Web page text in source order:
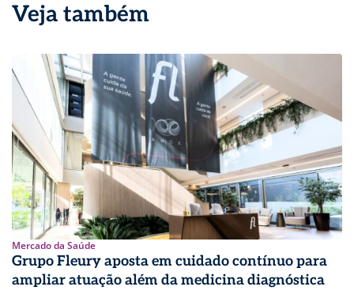
Veja também
Mercado da Saúde
Grupo Fleury aposta em cuidado contínuo para
ampliar atuação além da medicina diagnóstica